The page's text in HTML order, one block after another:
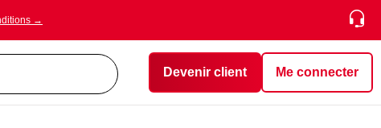
→
Devenir client Me connecter